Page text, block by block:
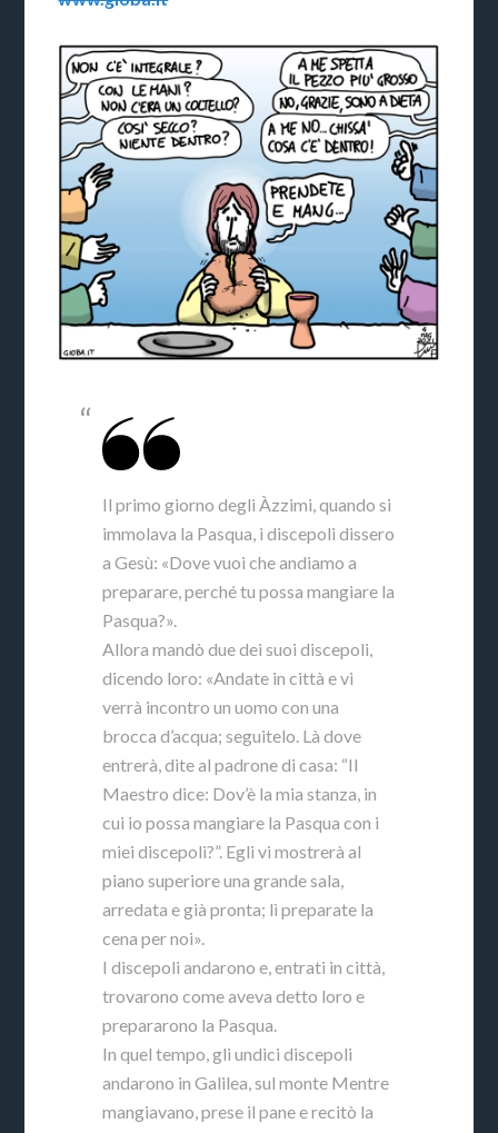
Il primo giorno degli Àzzimi, quando si
immolava la Pasqua, i discepoli dissero
a Gesù: «Dove vuoi che andiamo a
preparare, perché tu possa mangiare la
Pasqua?».
Allora mandò due dei suoi discepoli,
dicendo loro: «Andate in città e vi
verrà incontro un uomo con una
brocca d’acqua; seguitelo. Là dove
entrerà, dite al padrone di casa: “Il
Maestro dice: Dov’è la mia stanza, in
cui io possa mangiare la Pasqua con i
miei discepoli?”. Egli vi mostrerà al
piano superiore una grande sala,
arredata e già pronta; lì preparate la
cena per noi».
I discepoli andarono e, entrati in città,
trovarono come aveva detto loro e
prepararono la Pasqua.
In quel tempo, gli undici discepoli
andarono in Galilea, sul monte Mentre
mangiavano, prese il pane e recitò la